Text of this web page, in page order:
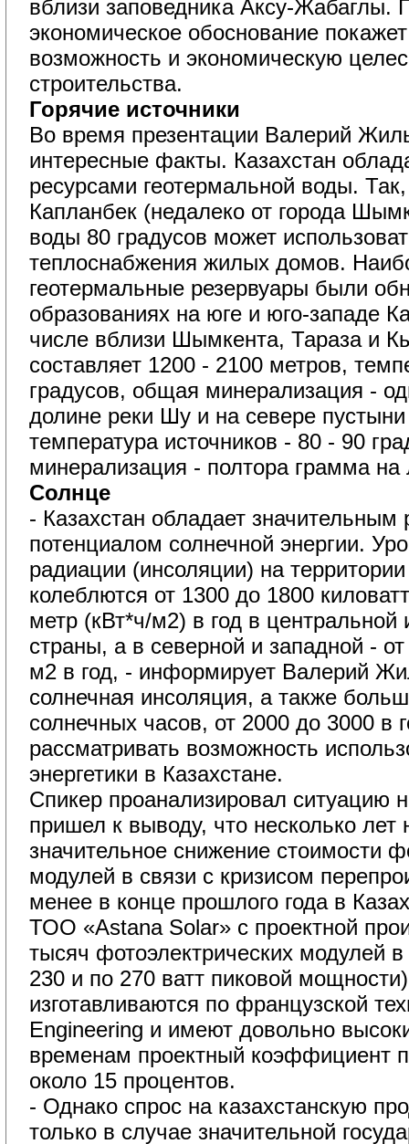
вблизи заповедника Аксу-Жабаглы.
экономическое обоснование
возможность и экономическую
строительства.
Горячие источники
Во время презентации Валерий
интересные факты. Казахстан
ресурсами геотермальной воды.
Капланбек (недалеко от города
воды 80 градусов может
теплоснабжения жилых домов.
геотермальные резервуары были
образованиях на юге и юго-западе
числе вблизи Шымкента, Тараза и
составляет 1200 - 2100 метров,
градусов, общая минерализация -
долине реки Шу и на севере
температура источников - 80 - 90
минерализация - полтора грамма на
Солнце
- Казахстан обладает значительным
потенциалом солнечной энергии.
радиации (инсоляции) на
колеблются от 1300 до 1800
метр (кВт*ч/м2) в год в центральной
страны, а в северной и западной -
м2 в год, - информирует Валерий
солнечная инсоляция, а также
солнечных часов, от 2000 до 3000 в
рассматривать возможность
энергетики в Казахстане.
Спикер проанализировал ситуацию
пришел к выводу, что несколько
значительное снижение стоимости
модулей в связи с кризисом
менее в конце прошлого года в
ТОО «Astana Solar» с проектной
тысяч фотоэлектрических модулей
230 и по 270 ватт пиковой
изготавливаются по французской
Engineering и имеют довольно
временам проектный коэффициент
около 15 процентов.
- Однако спрос на казахстанскую
только в случае значительной